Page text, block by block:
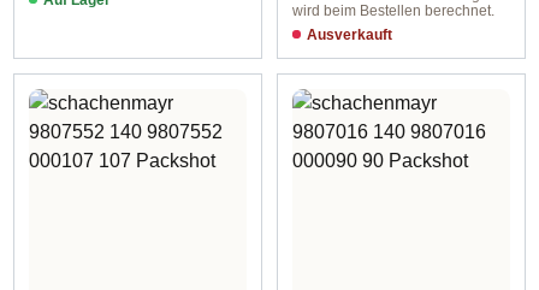
wird beim Bestellen berechnet.
Ausverkauft
00090 nizza